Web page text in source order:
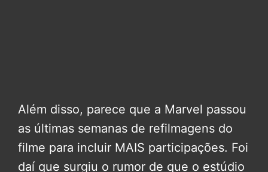
Além disso, parece que a Marvel passou
as últimas semanas de refilmagens do
filme para incluir MAIS participações. Foi
daí que surgiu o rumor de que o estúdio